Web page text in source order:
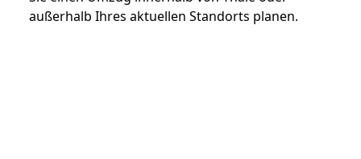
außerhalb Ihres aktuellen Standorts planen.